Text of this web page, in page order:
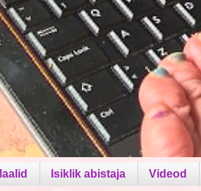
Isiklik abistaja Videod